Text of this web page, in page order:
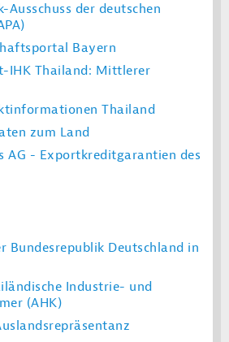
Ausschuss der deutschen
Bayern
IHK Thailand: Mittlerer
Thailand
zum Land
AG - Exportkreditgarantien des
Bundesrepublik Deutschland in
Industrie- und
(AHK)